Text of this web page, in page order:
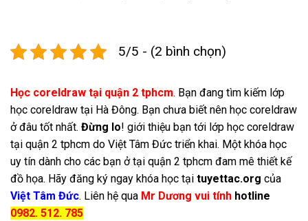
5/5 - (2 bình chọn)
Học coreldraw tại quận 2 tphcm. Bạn đang tìm kiếm lớp
học coreldraw tại Hà Đông. Bạn chưa biết nên học coreldraw
ở đâu tốt nhất. Đừng lo! giới thiệu bạn tới lớp học coreldraw
tại quận 2 tphcm do Việt Tâm Đức triển khai. Một khóa học
uy tín dành cho các bạn ở tại quận 2 tphcm đam mê thiết kế
đồ họa. Hãy đăng ký ngay khóa học tại tuyettac.org của
Việt Tâm Đức. Liên hệ qua Mr Dương vui tính hotline
0982. 512. 785